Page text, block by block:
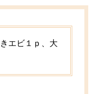
エビ１ｐ、大